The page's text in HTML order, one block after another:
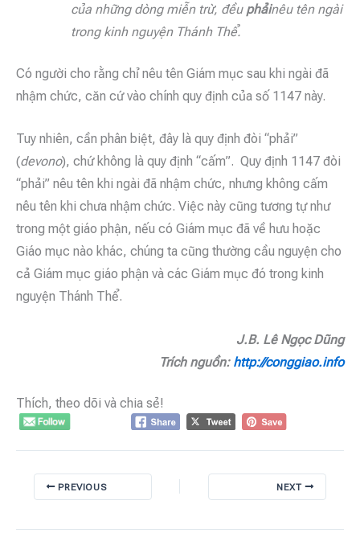
của những dòng miễn trừ, đều phảinêu tên ngài
trong kinh nguyện Thánh Thể.
Có người cho rằng chỉ nêu tên Giám mục sau khi ngài đã
nhậm chức, căn cứ vào chính quy định của số 1147 này.
Tuy nhiên, cần phân biệt, đây là quy định đòi “phải”
(devono), chứ không là quy định “cấm”. Quy định 1147 đòi
“phải” nêu tên khi ngài đã nhậm chức, nhưng không cấm
nêu tên khi chưa nhậm chức. Việc này cũng tương tự như
trong một giáo phận, nếu có Giám mục đã về hưu hoặc
Giáo mục nào khác, chúng ta cũng thường cầu nguyện cho
cả Giám mục giáo phận và các Giám mục đó trong kinh
nguyện Thánh Thể.
J.B. Lê Ngọc Dũng
Trích nguồn: http://conggiao.info
Thích, theo dõi và chia sẻ!
PREVIOUS NEXT